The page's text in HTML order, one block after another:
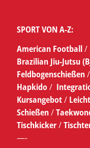
SPORT VON A-Z:
American Football/
Brazilian Jiu-Jutsu
Feldbogenschießen/
Hapkido/
Kursangebot/
Schießen/
Tischkicker/
—-